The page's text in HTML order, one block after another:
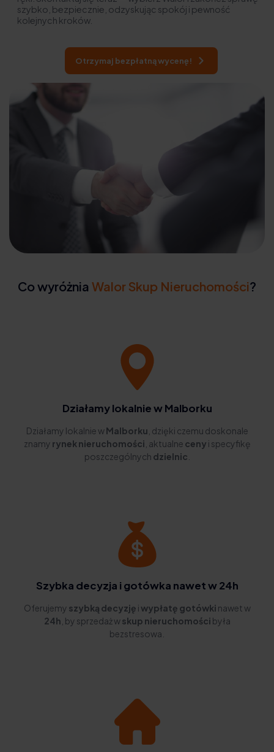
szybko, bezpiecznie, odzyskując spokój i pewność
kolejnych kroków.
Otrzymaj bezpłatną wycenę!
Co wyróżnia Walor Skup Nieruchomości?
Działamy lokalnie w Malborku
Działamy lokalnie wMalborku , dzięki czemu doskonale
znamy rynek nieruchomości , aktualne ceny i specyfikę
poszczególnych dzielnic
Szybka decyzja i gotówka nawet w 24h
Oferujemy szybką decyzję iwypłatę gotówki nawet w
24h , by sprzedaż wskup nieruchomości była
bezstresowa.